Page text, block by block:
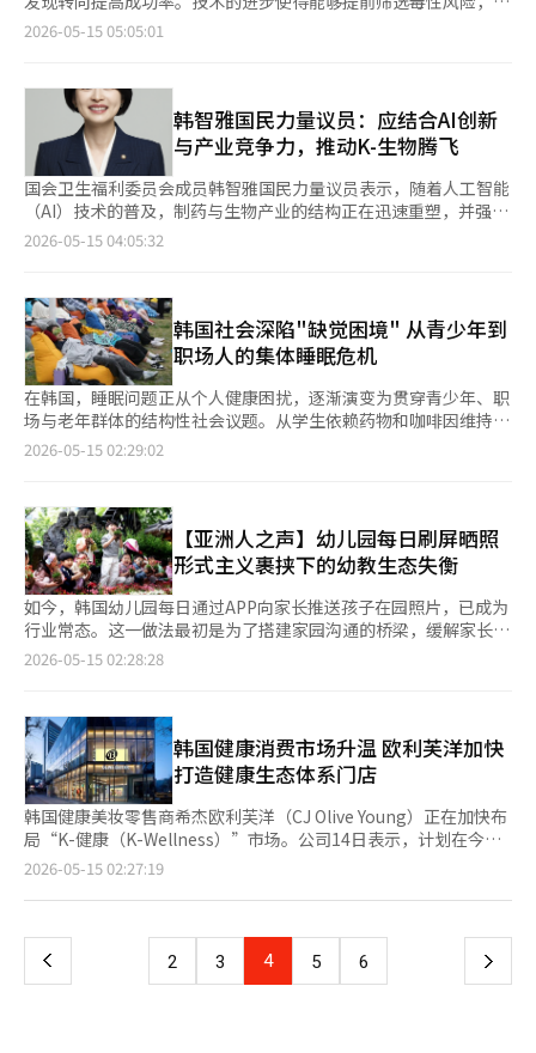
托斯代表李永浩表示：“为建立合作性劳动文化而努力的员工们的
付出，最终得到了此次奖项，意义深远。”他还表示：“未来将继
展。” LX潘托斯相关人士表示：“物流行业现场组织比例高，工
作形式多样，快速了解和反映员工意见至关重要。”他补充
道：“公司通过定期沟通的劳动关系委员会、年轻一代为中心的青
年董事会、工业安全卫生委员会等多种沟通渠道，专注于提前识别
现场意见和冲突信号。” 他还指出：“通过制度性地收集员工意
见，并将其实际反映到管理和组织文化的改善中，LX潘托斯正在建
立以预防为主的合作性劳动文化。”※ 本报道经人工智能（AI）系
统翻译与编辑。
双引擎设计，能够同时集中管理颈部、肩部和腰部。Pauze M8 Fit
则提供12种不同材质、图案和颜色的侧盖选择，能够与室内装饰和
藏的内置设计，提高了空间利用率。 同时安装的脊柱护理医疗设
备Master V系列能够提供深层贴合的按摩，覆盖腰部、背部、颈部
和肩部。该产品获得了食品药品安全处的认可，具有帮助治疗椎间
盘突出、退行性狭窄症和缓解肌肉疼痛的功效，能够帮助运动员减
轻训练过程中的身体负担，促进恢复。因此，预计将对国家队运动
员在训练过程中所需的脊柱护理和缓解肌肉疼痛提供帮助。 在设
立“世拉杰姆冠军恢复休息室”之前，世拉杰姆就与韩国体育协会
合作，支持国家队运动员的状态管理，并致力于扩大国内体育的基
队运动员村捐赠了13台健康护理电器，创建了休息空间。此外，还
将在2024年7月的巴黎奥运会国家队训练营中提供世拉杰姆体验
区，继续围绕赛事进行支持。 值得一提的是，得益于这一多元化
的业务战略，世拉杰姆在去年实现了5498亿韩元的合并营业收入
和258亿韩元的营业利润。营业收入同比增长0.7%，营业利润增长
1091%。当期净利润为19亿韩元，实现了扭亏为盈。 世拉杰姆相
关负责人表示：“我们专注于将其重构为不仅是简单的体验空间，
而是与运动员的竞技表现息息相关的休息中心。未来，我们将继续
导出最佳的新药候选物。国内AI新药开发公司帕罗斯艾尔生物也在
尔中区韩国新闻中心举行的“第16届全球健康护理论坛（2026
GHF）”上表示：“AI新药开发已经进入了‘代理AI’时代，能够
自主设定假设并进行决策，经过计算机基础药物设计、机器学习和
深度学习的阶段。”国内主要生物企业正在基于AI时代的独立平台
积极应对这一全球变化。帕罗斯艾尔生物的核心竞争力正是其自主
开发的AI平台“化学宇宙（Chemiverse）”。化学宇宙是一个基
于多组学大数据的平台，结合了蛋白质组学AI和生成模型基础的候
选物质设计技术，支持新药开发的整个周期。它涵盖了从靶点发现
对新药开发的低效和高成本结构。南基燁表示：“帕罗斯艾尔生物
利用AI平台的管道在临床1期到2期的成功率达87.5%。”他指出，
通过数据和预测技术降低了新药开发的高失败率。随后，南基燁补
充道：“通过以稀有和难治性疾病为中心的战略、基于生物标志物
的患者筛选和开放创新，提升了新药开发的成功可能性。”该公司
的AI应用代表案例是急性髓系白血病（AML）治疗药物“拉斯莫替
尼（PHI-101）”。该候选物质是一种FLT3抑制剂，专为对现有治
疗无反应或产生耐药的患者群体开发。南基燁表示：“拉斯莫替尼
有标准治疗产生耐药的患者的新希望。”他还表示：“基于此，正
在推动进入临床2期、申请条件性销售许可和技术转让，以实现早
期商业化。”此外，公司计划基于化学宇宙扩展到抗体药物结合体
（ADC）和靶向蛋白降解剂（TPD）等下一代治疗模式。通过结合
结构基础的化学设计能力、稀有和难治性靶点的专业经验以及核心
结构大数据，拓宽新药开发的外延。南基燁强调了通过自主新药开
发增强竞争力的重要性，并指出：“现在的AI不仅是一个简单的工
具，而是一个在新药开发全过程中支持决策的智能伙伴。”他进一
为，技术验证、资本吸引和全球扩展的完整价值链战略是K-新药竞
争力实现的基础。最后，南基燁表示：“帕罗斯艾尔生物也将基于
化学宇宙，增强在稀有和难治性创新新药开发及ADC、TPD等多个
治疗模式领域的研发竞争力。”※ 本报道经人工智能（AI）系统翻
译与编辑。
2026-05-15 05:05:01
韩智雅国民力量议员：应结合AI创新
与产业竞争力，推动K-生物腾飞
国会卫生福利委员会成员韩智雅国民力量议员表示，随着人工智能
（AI）技术的普及，制药与生物产业的结构正在迅速重塑，并强调
了加强K-生物全球竞争力所需的制度性支持。 韩议员在14日于首
变化。”他表示：“制药与生物产业也在与AI技术结合的过程中，
研究开发（R&D）、临床、生产和流通等产业结构正以前所未有的
速度发生变化。” 他提到：“全球制药与生物市场的规模正在迅
速增长，远超全球半导体市场。”并指出：“新冠疫情后，药品供
应链稳定的重要性日益凸显，技术竞争力和供应链主导权的获取已
成为国家竞争力的关键课题。” 他进一步表示：“市场竞争已从
单纯的技术竞争迅速转变为谁能率先占领市场并建立稳定的生产能
力和供应链的竞争。”他认为：“在这样的背景下，以‘AI革命：
议员特别关注CDMO（合同开发与生产）产业的成长潜力。他预
测：“全球CDMO市场规模预计将从2024年的约25万亿韩元扩大
到2029年的约60万亿韩元。”并评价：“韩国凭借世界级的制造
能力和优秀的研发竞争力，具备了足够的潜力。” 韩议员表
示：“作为国会卫生福利委员会的委员，我深刻认识到制药与生物
产业的重要性。”他提到：“我已代表发起了‘CDMO支持特别
法’，并推动其通过全体会议。” 最后，他表示：“在未来日益
激烈的全球竞争中，我将竭尽全力为我们的企业提供研究开发支持
中获得竞争力。”※ 本报道经人工智能（AI）系统翻译与编辑。
2026-05-15 04:05:32
韩国社会深陷"缺觉困境" 从青少年到
职场人的集体睡眠危机
在韩国，睡眠问题正从个人健康困扰，逐渐演变为贯穿青少年、职
场与老年群体的结构性社会议题。从学生依赖药物和咖啡因维持清
醒，到城市“午睡经济”兴起，再到整体睡眠时间长期低于健康标
质性睡眠障碍（F51）接受治疗的人数持续增加。相关患者达到
124.597万人，较2019年的99.879万人增加约24%，创近5年来最
高水平。 其中，中老年群体占比尤为突出。50岁以上患者达到
86.7806万人，占整体患者的70%。这意味着，中年以后日益普遍
的夜间易醒与睡眠质量下降等问题，已很难再被简单视为普通疲
劳，而正逐渐演变为影响健康与生活质量的重要社会问题。 与此
同时，韩国整体睡眠结构也出现明显恶化。多项调查显示，韩国成
年人平均卧床时间约为6小时39分钟，但实际睡眠时间仅约5小时
准。日前的调查结果显示，超过72%的受访者表示，每周至少一次
因睡眠质量不佳而影响工作、学习或日常生活状态。 睡眠问题已
不仅停留在疲劳感层面，而开始与焦虑、抑郁、慢性压力等心理健
康风险高度关联，在青少年群体中，这种“缺觉社会”的特征表现
得尤为明显。 韩国青少年政策研究院针对3384名初高中生进行的
调查显示，5.2%的受访者曾使用过注意力缺陷多动障碍（ADHD）
治疗药物、食欲抑制剂、安眠药或抗焦虑药等7类处方药用于非医
疗目的，这一比例甚至高于有吸烟经历者（4.2%），其中，ADHD
治疗药物占全部非医疗使用药物的24.4%。在过去6个月曾服用相
明显的高频使用与依赖倾向。研究认为，在升学竞争与长期睡眠不
足背景下，部分学生开始依赖药物或咖啡因维持清醒状态。 除药
物之外，咖啡因也正在成为更普遍的“睡眠替代工具”。调查显
2026-05-15 02:29:02
【亚洲人之声】幼儿园每日刷屏晒照
形式主义裹挟下的幼教生态失衡
如今，韩国幼儿园每日通过APP向家长推送孩子在园照片，已成为
行业常态。这一做法最初是为了搭建家园沟通的桥梁，缓解家长对
孩子在园状态的担忧，让家长直观了解孩子的饮食、活动情况，原
式主义裹挟。 受韩国低出生率长期化影响，韩国3至5岁适龄幼儿
数量五年间大幅缩减，生源竞争愈发激烈，幼儿园为争夺生源、赢
得家长认可，不得不陷入晒照内卷。家长们也逐渐形成“照片多=
园所负责”的认知，将照片数量、画面精致度作为评判幼儿园好坏
的标准，进一步倒逼园所加码晒照频率、提升照片质量，形成恶性
循环。 更值得警惕的是教育本质的偏离。为了拍出好看的照片，
幼儿园优先安排手工、展演等易出片的活动，而阅读、互动引导等
难以可视化的核心教育环节被边缘化；幼师忙于抓拍镜头、修图上
传，与孩子沟通陪伴、耐心引导的时间被严重挤压，甚至出现强迫
温度与初心。 专家指出，家长不应将幼儿园等同于单纯的服务机
构，更不应以照片多少评判办学质量。适度分享孩子在园动态无可
2026-05-15 02:28:28
韩国健康消费市场升温 欧利芙洋加快
打造健康生态体系门店
韩国健康美妆零售商希杰欧利芙洋（CJ Olive Young）正在加快布
局“K-健康（K-Wellness）”市场。公司14日表示，计划在今年
内将推出的健康生活方式品牌主题门店“Olive Better”主题门店
费品牌成长。 “Olive Better”是欧利芙洋于今年1月底推出的健
品牌。与传统“健康”概念偏抽象不同，Olive Better将产品体系
重新划分为“吃得更好”“补充更好”等更加直观的消费场景，以
2026-05-15 02:27:19
上
页
2 3 4 5 6 下